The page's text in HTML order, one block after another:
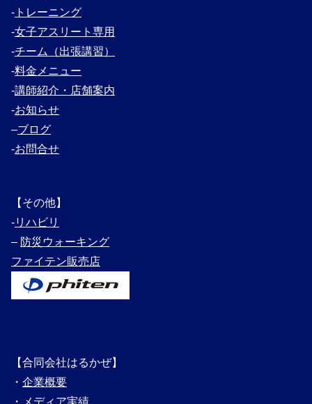
‐ トレーニング
‐女子アスリート専用
‐チーム（出張講習）
‐料金メニュー
‐講師紹介・ 店舗案内
‐お知らせ
–ブログ
‐お問合せ
【その他】
‐リハビリ
– 防災ウォーキング
ファイテン販売店
【合同会社はるかぜ】
・ 企業概要
・
メディ ア実績